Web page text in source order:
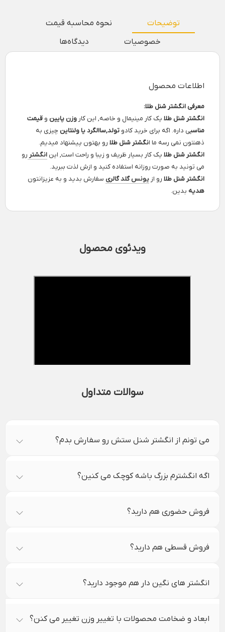
توضیحات
نحوه محاسبه قیمت
خصوصیات
دیدگاه‌ها
اطلاعات محصول
معرفی انگشتر شنل طلا:
انگشتر شنل طلا یک کار مینیمال و خاصه, این کار وزن پایین و قیمت
مناسبی داره. اگه برای خرید کادو تولد,ساالگرد یا ولنتاین چیزی به
ذهنتون نمی رسه ما انگشتر شنل طلا رو بهتون پیشنهاد میدیم.
انگشتر شنل طلا یک کار بسیار ظریف و زیبا و راحت است, این انگشتر رو
می تونید به صورت روزانه استفاده کنید و ازش لذت ببرید.
انگشتر شنل طلا رو از یونس گلد گالری سفارش بدید و به عزیزانتون
هدیه بدین.
ویدئوی محصول
سوالات متداول
می تونم از انگشتر شنل ستش رو سفارش بدم؟
اگه انگشترم بزرگ باشه کوچک می کنین؟
فروش حضوری هم دارید؟
فروش قسطی هم دارید؟
انگشتر های نگین دار هم موجود دارید؟
ابعاد و ضخامت محصولات با تغییر وزن تغییر می کنن؟